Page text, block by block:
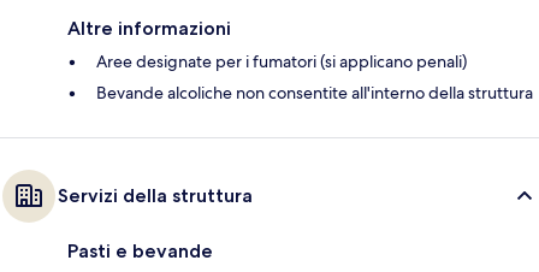
Altre informazioni
Aree designate per i fumatori (si applicano penali)
Bevande alcoliche non consentite all'interno della struttura
Servizi della struttura
Pasti e bevande